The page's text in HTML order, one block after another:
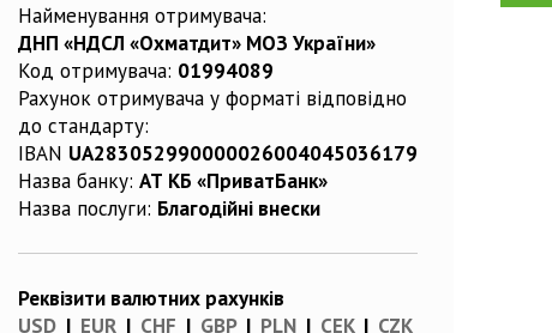
Найменування отримувача:
ДНП «НДСЛ «Охматдит» МОЗ України»
Код отримувача: 01994089
Рахунок отримувача у форматі відповідно
до стандарту:
IBAN UA283052990000026004045036179
Назва банку: АТ КБ «ПриватБанк»
Назва послуги: Благодійні внески
Реквізити валютних рахунків
USD | EUR| CHF | GBP| PLN| CEK| CZK